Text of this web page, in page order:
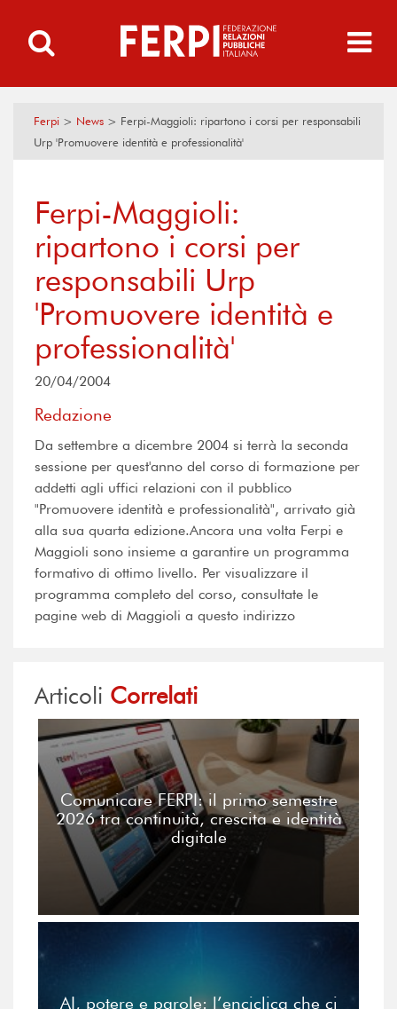
Ferpi > News > Ferpi-Maggioli: ripartono i corsi per responsabili
Urp 'Promuovere identità e professionalità'
Ferpi-Maggioli:
ripartono i corsi per
responsabili Urp
'Promuovere identità e
professionalità'
20/04/2004
Redazione
Da settembre a dicembre 2004 si terrà la seconda
sessione per quest'anno del corso di formazione per
addetti agli uffici relazioni con il pubblico
"Promuovere identità e professionalità", arrivato già
alla sua quarta edizione.Ancora una volta Ferpi e
Maggioli sono insieme a garantire un programma
formativo di ottimo livello. Per visualizzare il
programma completo del corso, consultate le
pagine web di Maggioli a questo indirizzo
Articoli Correlati
Comunicare FERPI: il primo semestre
2026 tra continuità, crescita e identità
digitale
AI, potere e parole: l’enciclica che ci